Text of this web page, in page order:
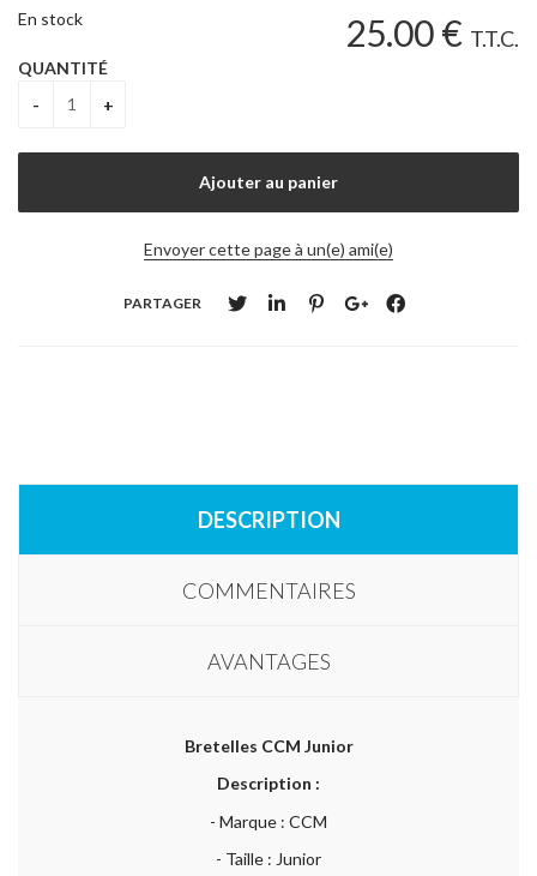
25.00€ T.T.C.
En stock
QUANTITÉ
Envoyer cette page à un(e) ami(e)
PARTAGER
DESCRIPTION
COMMENTAIRES
AVANTAGES
Bretelles CCM Junior
Description :
- Marque : CCM
- Taille : Junior